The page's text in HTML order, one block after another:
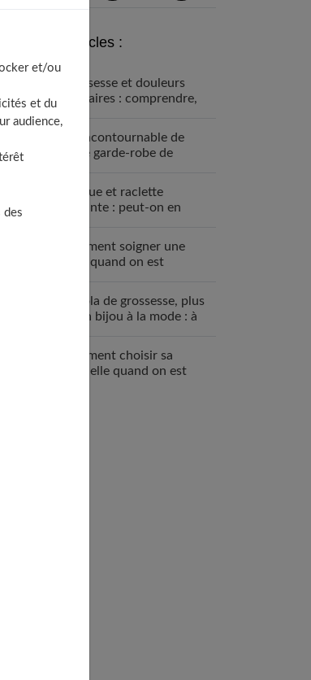
Derniers articles :
Grossesse et douleurs
lombaires : comprendre,
Un incontournable de
votre garde-robe de
Fondue et raclette
enceinte : peut-on en
Comment soigner une
MST quand on est
Le bola de grossesse, plus
qu’un bijou à la mode : à
Comment choisir sa
mutuelle quand on est
et/ou
et du
audience,
des